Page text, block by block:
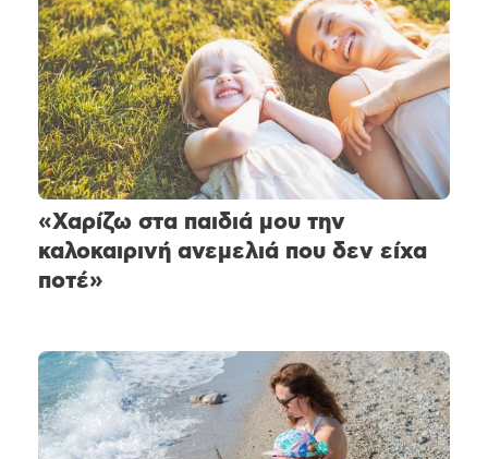
«Χαρίζω στα παιδιά μου την
καλοκαιρινή ανεμελιά που δεν είχα
ποτέ»